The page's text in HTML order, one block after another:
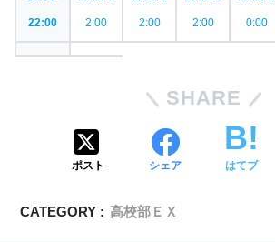
22:00 2:00 2:00 2:00 0:00
SHARE
ポスト シェア はてブ
CATEGORY : 高校部ＥＸ